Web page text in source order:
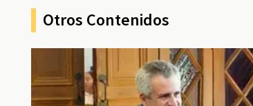
Otros Contenidos